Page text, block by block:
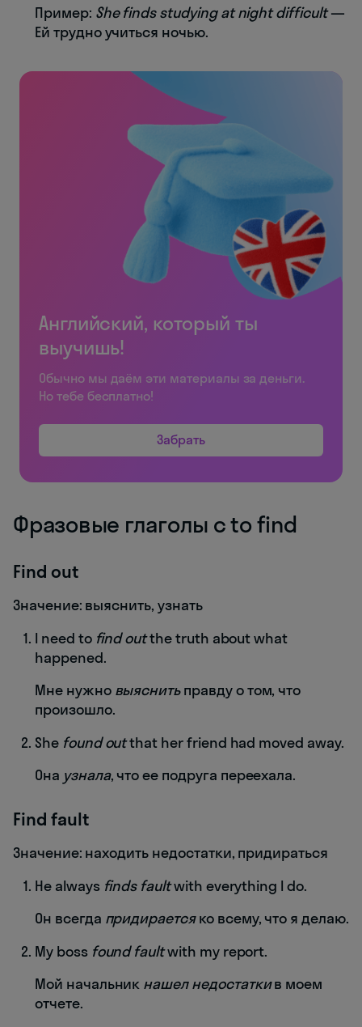
Пример: She finds studying at night difficult—
Ей трудно учиться ночью.
Английский, который ты
выучишь!
Обычно мы даём эти материалы за деньги.
Но тебе бесплатно!
Забрать
Фразовые глаголы с to find
Find out
Значение: выяснить, узнать
I need to find outthe truth about what
happened.
Мне нужно выяснитьправду о том, что
произошло.
She found outthat her friend had moved away.
Она узнала, что ее подруга переехала.
Find fault
Значение: находить недостатки, придираться
He always finds faultwith everything I do.
Он всегда придираетсяко всему, что я делаю.
My boss found faultwith my report.
Мой начальник нашел недостаткив моем
отчете.